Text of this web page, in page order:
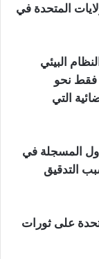
المتحدة في
البيئي
فقط نحو
التي
المسجلة في
التدقيق
على ثورات